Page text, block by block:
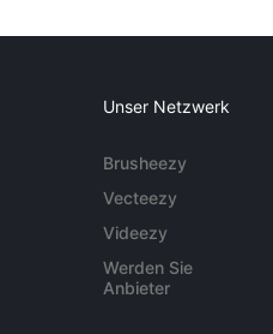
Unser Netzwerk
Brusheezy
Vecteezy
Videezy
Werden Sie
Anbieter